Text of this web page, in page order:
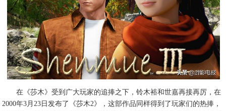
在《莎木》受到广大玩家的追捧之下，铃木裕和世嘉再接再厉，在
2000年3月23日发布了《莎木2》，这部作品同样得到了玩家们的热捧，